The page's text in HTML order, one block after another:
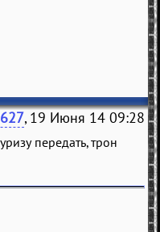
, 19 Июня 14 09:28
передать, трон